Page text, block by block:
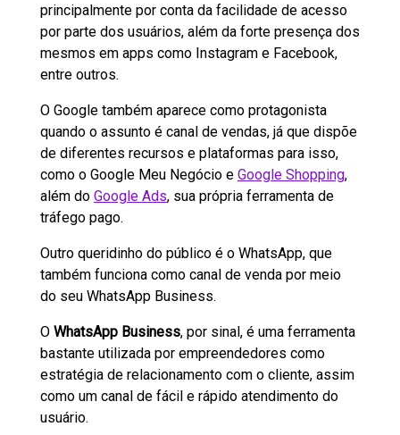
principalmente por conta da facilidade de acesso
por parte dos usuários, além da forte presença dos
mesmos em apps como Instagram e Facebook,
entre outros.
O Google também aparece como protagonista
quando o assunto é canal de vendas, já que dispõe
de diferentes recursos e plataformas para isso,
como o Google Meu Negócio e Google Shopping,
além do Google Ads, sua própria ferramenta de
tráfego pago.
Outro queridinho do público é o WhatsApp, que
também funciona como canal de venda por meio
do seu WhatsApp Business.
O WhatsApp Business, por sinal, é uma ferramenta
bastante utilizada por empreendedores como
estratégia de relacionamento com o cliente, assim
como um canal de fácil e rápido atendimento do
usuário.